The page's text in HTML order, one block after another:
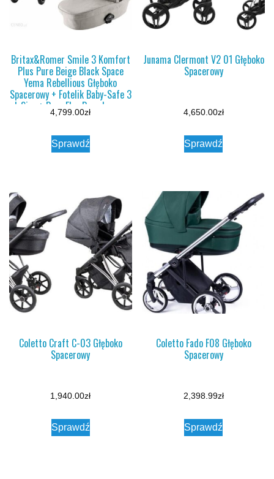
Britax&Romer Smile 3 Komfort
Plus Pure Beige Black Space
Yema Rebellious Głęboko
Spacerowy + Fotelik Baby-Safe 3
I-Size + Baza Flex Base Isense
4,799.00zł
Sprawdź
Junama Clermont V2 01 Głęboko
Spacerowy
4,650.00zł
Sprawdź
Coletto Craft C-03 Głęboko
Spacerowy
1,940.00zł
Sprawdź
Coletto Fado F08 Głęboko
Spacerowy
2,398.99zł
Sprawdź